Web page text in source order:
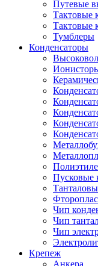
Путевые
Тактовые
Тактовые
Тумблеры
Конденсаторы
Пусковые
Чип
Чип
Чип
Крепеж
Анкера